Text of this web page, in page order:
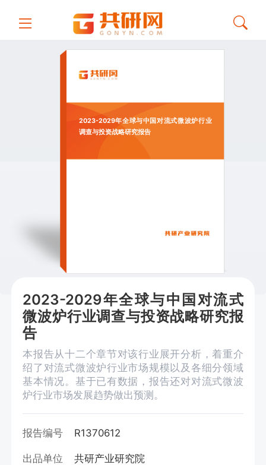
2023-2029年全球与中国对流式微波炉行业
调查与投资战略研究报告
2023-2029年全球与中国对流式
微波炉行业调查与投资战略研究报
告
本报告从十二个章节对该行业展开分析，着重介
绍了对流式微波炉行业市场规模以及各细分领域
基本情况。基于已有数据，报告还对对流式微波
炉行业市场发展趋势做出预测。
报告编号 R1370612
出品单位 共研产业研究院